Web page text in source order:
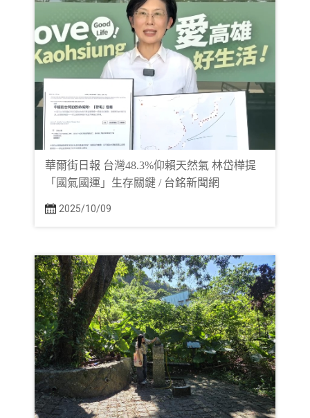
華爾街日報 台灣48.3%仰賴天然氣 林岱樺提
「國氣國運」生存關鍵 / 台銘新聞網
2025/10/09